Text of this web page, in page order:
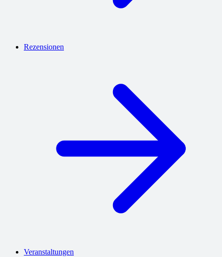
Rezensionen
Veranstaltungen